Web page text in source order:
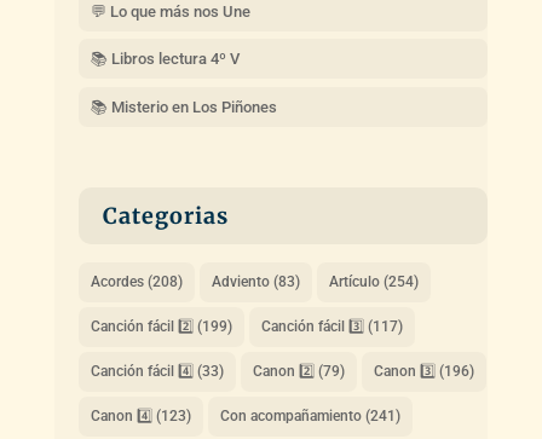
💬 Lo que más nos Une
📚 Libros lectura 4º V
📚 Misterio en Los Piñones
Categorias
Acordes(208) Adviento(83) Artículo(254)
Canción fácil 2️⃣ (199) Canción fácil 3️⃣ (117)
Canción fácil 4️⃣ (33) Canon 2️⃣ (79) Canon 3️⃣ (196)
Canon 4️⃣ (123) Con acompañamiento(241)